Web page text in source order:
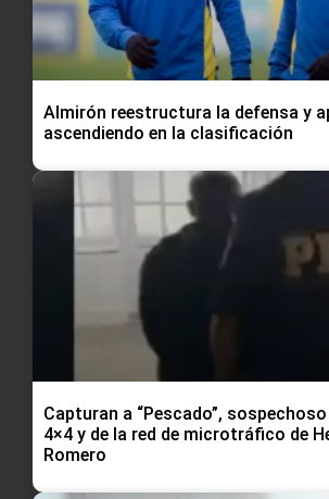
Almirón reestructura la defensa y
ascendiendo en la clasificación
Capturan a “Pescado”,
4×4 y de la red de microtráfico de
Romero